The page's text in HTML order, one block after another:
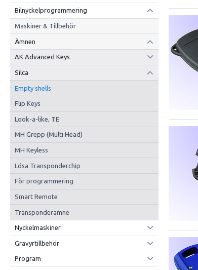
Bilnyckelprogrammering
Maskiner & Tillbehör
Ämnen
AK Advanced Keys
Silca
Empty shells
Flip Keys
Look-a-like, TE
MH Grepp (Multi Head)
MH Keyless
Lösa Transponderchip
För programmering
Smart Remote
Transponderämne
Nyckelmaskiner
Gravyrtillbehör
Program